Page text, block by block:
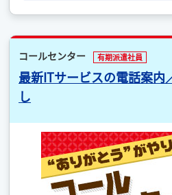
コールセンター 有期派遣社員
最新ITサービスの電話案内
し